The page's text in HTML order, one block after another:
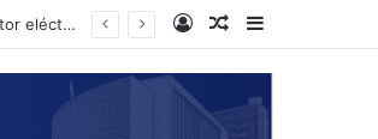
Presidente del CN anuncia que el próximo martes podría iniciarse la aprobación de las reformas al subsector eléctrico Log InRandom Article